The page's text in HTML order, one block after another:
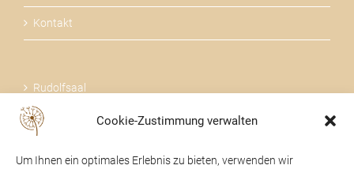
Cookie-Zustimmung verwalten
Um Ihnen ein optimales Erlebnis zu bieten, verwenden wir
Kontakt
Rudolfsaal
Über uns